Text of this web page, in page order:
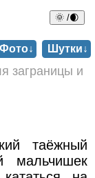
🌞 /🌒
Фото↓ Шутки↓
заграницы и
таёжный
мальчишек